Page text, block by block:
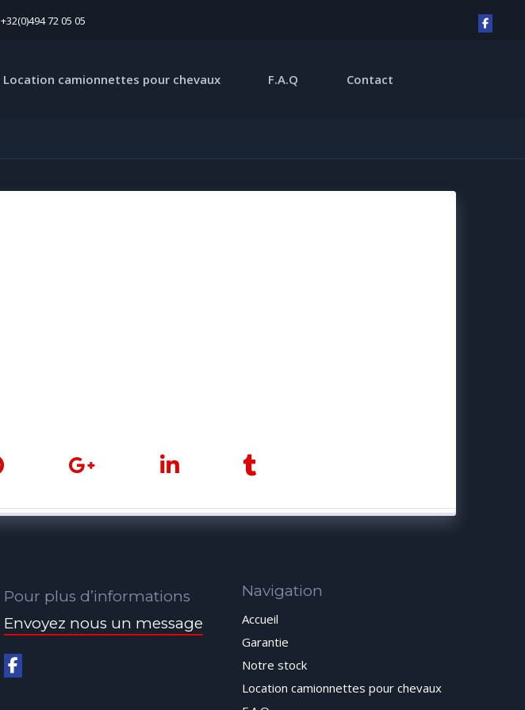
+32(0)494 72 05 05
Location camionnettes pour chevaux F.A.Q Contact
Pour plus d’informations
Envoyez nous un message
Navigation
Accueil
Garantie
Notre stock
Location camionnettes pour chevaux